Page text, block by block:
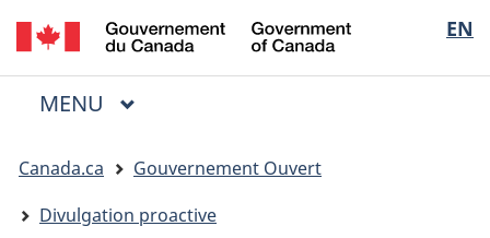
Passer
au
contenu
Passer
à
« Au
Passer
à
la
EN
of
Menu
MENU PRINCIPAL
êtes
ici
Canada.ca
Gouvernement Ouvert
Divulgation proactive